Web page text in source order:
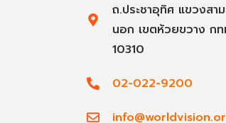
ถ.ประชาอุทิศ แขวงสา
นอก เขตห้วยขวาง ก
10310
02-022-9200